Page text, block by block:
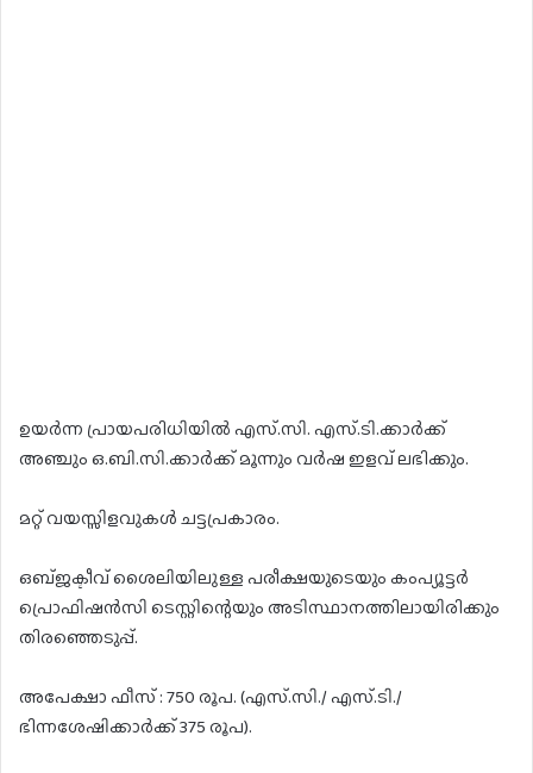
ഉയർന്ന പ്രായപരിധിയിൽ എസ്.സി. എസ്.ടി.ക്കാർക്ക്
അഞ്ചും ഒ.ബി.സി.ക്കാർക്ക് മൂന്നും വർഷ ഇളവ് ലഭിക്കും.
മറ്റ് വയസ്സിളവുകൾ ചട്ടപ്രകാരം.
ഒബ്ജക്ടീവ് ശൈലിയിലുള്ള പരീക്ഷയുടെയും കംപ്യൂട്ടർ
പ്രൊഫിഷൻസി ടെസ്റ്റിന്റെയും അടിസ്ഥാനത്തിലായിരിക്കും
തിരഞ്ഞെടുപ്പ്.
അപേക്ഷാ ഫീസ് : 750 രൂപ. (എസ്.സി./ എസ്.ടി./
ഭിന്നശേഷിക്കാർക്ക് 375 രൂപ).